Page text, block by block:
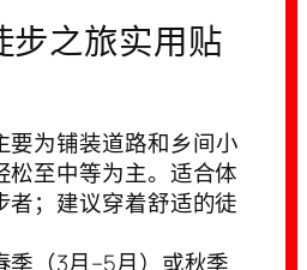
步之旅实用贴
要为铺装道路和乡间小
松至中等为主。适合体
者；建议穿着舒适的徒
季（3月–5月）或秋季